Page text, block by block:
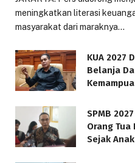
meningkatkan literasi
masyarakat dari maraknya…
KUA 2027
Belanja
SPMB
Orang Tua
Sejak